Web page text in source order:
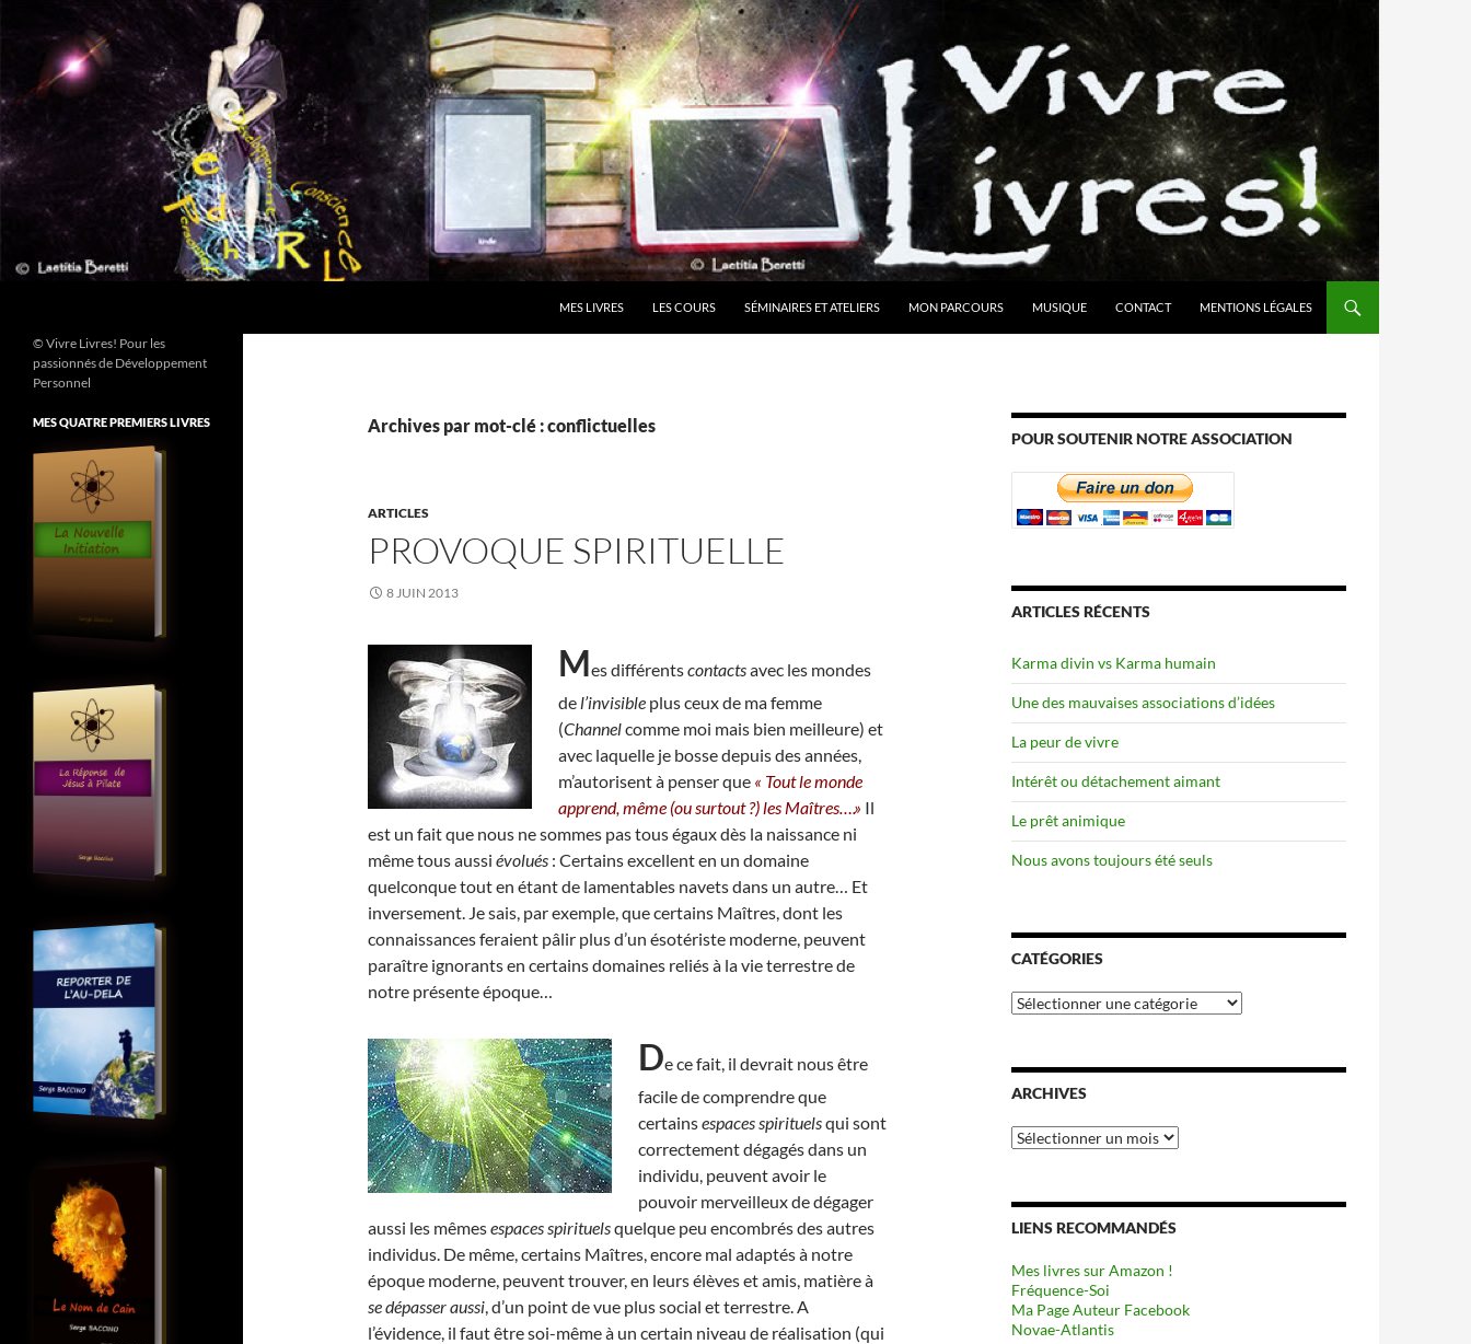
contenu
MES LIVRES LES COURS SÉMINAIRES ET ATELIERS MON PARCOURS MUSIQUE CONTACT MENTIONS LÉGALES
Archives par mot-clé : conflictuelles
ARTICLES
PROVOQUE SPIRITUELLE
8 JUIN 2013
Mes différentscontactsavec les mondes
de l’invisible plus ceux de ma femme
(Channelcomme moi mais bien meilleure) et
avec laquelle je bosse depuis des années,
m’autorisent à penser que « Tout le monde
apprend, même (ou surtout ?) les Maîtres….» Il
est un fait que nous ne sommes pas tous égaux dès la naissance ni
même tous aussi évolués : Certains excellent en un domaine
quelconque tout en étant de lamentables navets dans un autre… Et
inversement. Je sais, par exemple, que certains Maîtres, dont les
connaissances feraient pâlir plus d’un ésotériste moderne, peuvent
paraître ignorants en certains domaines reliés à la vie terrestre de
notre présente époque…
De ce fait, il devrait nous être
facile de comprendre que
certainsespaces spirituelsqui sont
correctement dégagés dans un
individu, peuvent avoir le
pouvoir merveilleux de dégager
aussi les mêmesespaces spirituelsquelque peu encombrés des autres
individus. De même, certains Maîtres, encore mal adaptés à notre
époque moderne, peuvent trouver, en leurs élèves et amis, matière à
se dépasser aussi, d’un point de vue plus social et terrestre. A
l’évidence, il faut être soi-même à un certain niveau de réalisation (qui
POUR SOUTENIR NOTRE ASSOCIATION
ARTICLES RÉCENTS
Karma divin vs Karma humain
Une des mauvaises associations d’idées
La peur de vivre
Intérêt ou détachement aimant
Le prêt animique
Nous avons toujours été seuls
CATÉGORIES
Catégories
ARCHIVES
Archives
LIENS RECOMMANDÉS
Mes livres sur Amazon !
Fréquence-Soi
Ma Page Auteur Facebook
Novae-Atlantis
© Vivre Livres! Pour les
passionnés de Développement
Personnel
MES QUATRE PREMIERS LIVRES